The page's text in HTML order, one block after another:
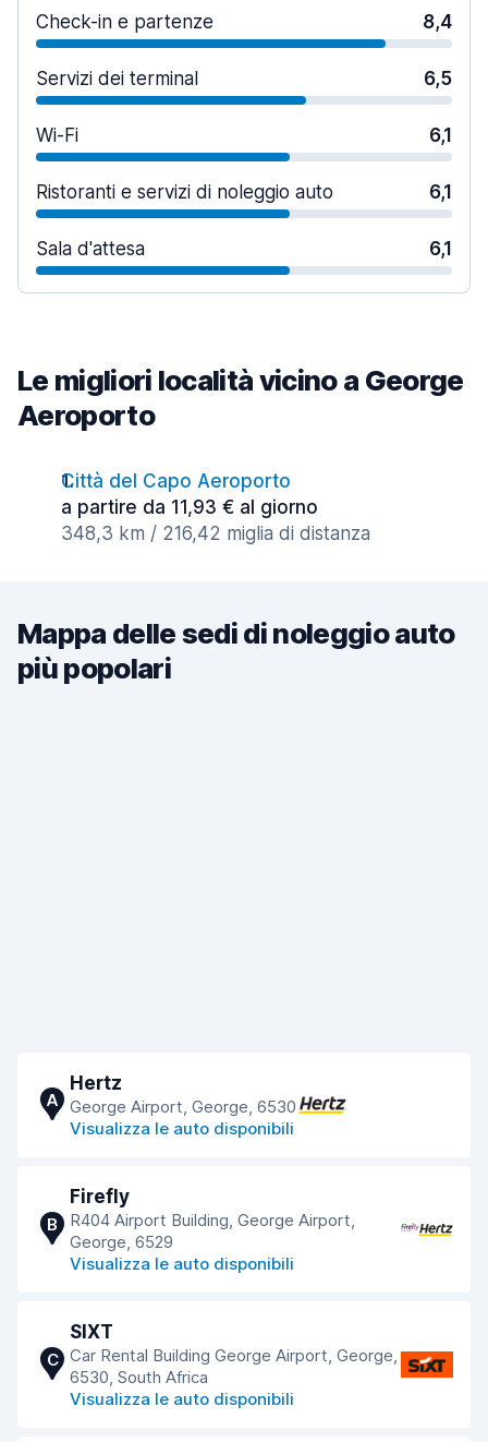
Check-in e partenze 8,4
Servizi dei terminal 6,5
Wi-Fi 6,1
Ristoranti e servizi di noleggio auto 6,1
Sala d'attesa 6,1
Le migliori località vicino a George
Aeroporto
Città del Capo Aeroporto
a partire da 11,93 € al giorno
348,3 km / 216,42 miglia di distanza
Mappa delle sedi di noleggio auto
più popolari
A
Hertz
George Airport, George, 6530
Visualizza le auto disponibili
B
Firefly
R404 Airport Building, George Airport,
George, 6529
Visualizza le auto disponibili
C
SIXT
Car Rental Building George Airport, George,
6530, South Africa
Visualizza le auto disponibili